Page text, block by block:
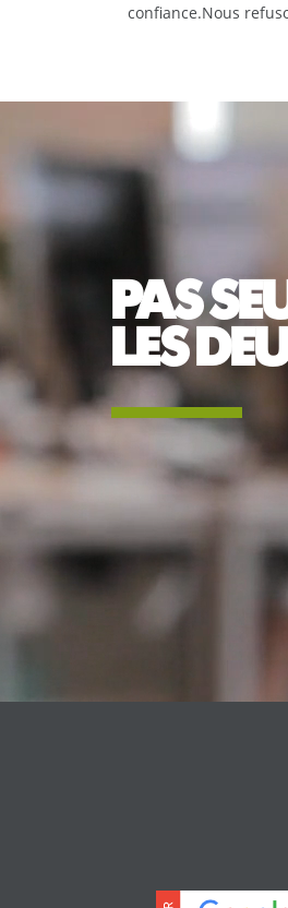
confiance.Nous
PAS
LES